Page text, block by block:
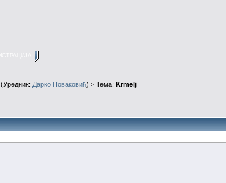
(Уредник: Дарко Новаковић) > Тема: Krmelj